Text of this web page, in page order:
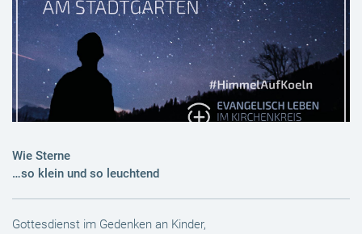
Wie Sterne
…so klein und so leuchtend
Gottesdienst im Gedenken an Kinder,